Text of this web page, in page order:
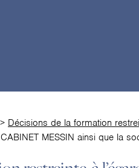
> Décisions de la formation
MESSIN ainsi que la